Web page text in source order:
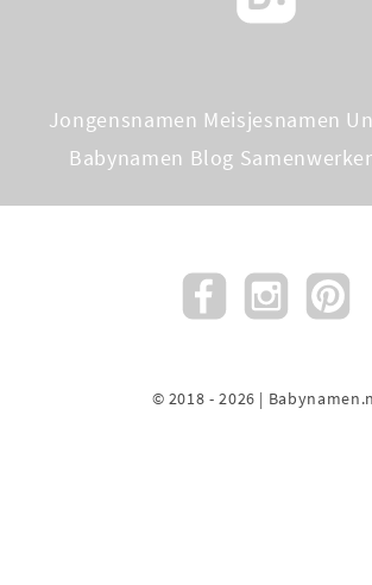
Jongensnamen Meisjesnamen
Babynamen Blog
© 2018 - 2026 |